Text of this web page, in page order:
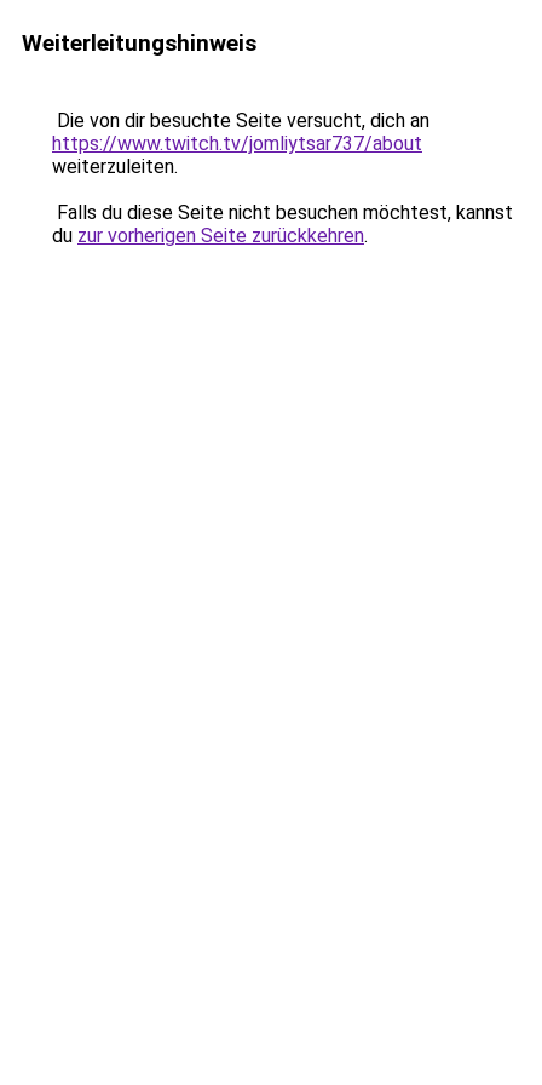
Weiterleitungshinweis
Die von dir besuchte Seite versucht, dich an
https://www.twitch.tv/jomliytsar737/about
weiterzuleiten.
Falls du diese Seite nicht besuchen möchtest, kannst
du zur vorherigen Seite zurückkehren.